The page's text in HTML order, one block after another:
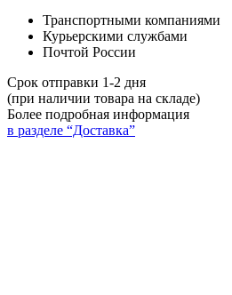
Транспортными компаниями
Курьерскими службами
Почтой России
Срок отправки 1-2 дня
(при наличии товара на складе)
Более подробная информация
в разделе “Доставка”